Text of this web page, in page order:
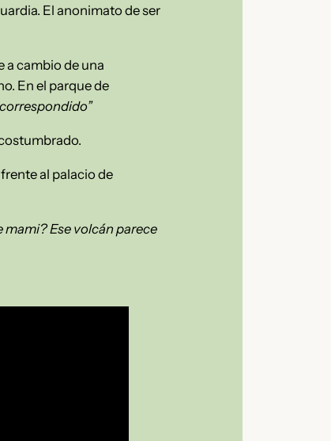
El anonimato de ser
a cambio de una
En el parque de
al palacio de
mami? Ese volcán parece